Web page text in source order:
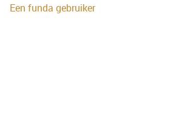
Een funda gebruiker